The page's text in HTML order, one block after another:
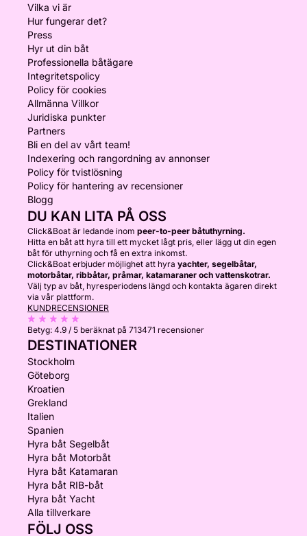
Vilka vi är
Hur fungerar det?
Press
Hyr ut din båt
Professionella båtägare
Integritetspolicy
Policy för cookies
Allmänna Villkor
Juridiska punkter
Partners
Bli en del av vårt team!
Indexering och rangordning av annonser
Policy för tvistlösning
Policy för hantering av recensioner
Blogg
DU KAN LITA PÅ OSS
Click&Boat är ledande inom peer-to-peer båtuthyrning.
Hitta en båt att hyra till ett mycket lågt pris, eller lägg ut din egen
båt för uthyrning och få en extra inkomst.
Click&Boat erbjuder möjlighet att hyra yachter, segelbåtar,
motorbåtar, ribbåtar, pråmar, katamaraner och vattenskotrar.
Välj typ av båt, hyresperiodens längd och kontakta ägaren direkt
via vår plattform.
KUNDRECENSIONER
Betyg: 4.9 / 5 beräknat på 713471 recensioner
DESTINATIONER
Stockholm
Göteborg
Kroatien
Grekland
Italien
Spanien
Hyra båt Segelbåt
Hyra båt Motorbåt
Hyra båt Katamaran
Hyra båt RIB-båt
Hyra båt Yacht
Alla tillverkare
FÖLJ OSS